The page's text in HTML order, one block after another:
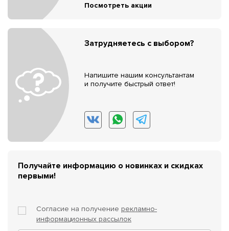
Посмотреть акции
Затрудняетесь с выбором?
Напишите нашим консультантам
и получите быстрый ответ!
Получайте информацию о новинках и скидках
первыми!
Согласие на получение рекламно-
информационных рассылок